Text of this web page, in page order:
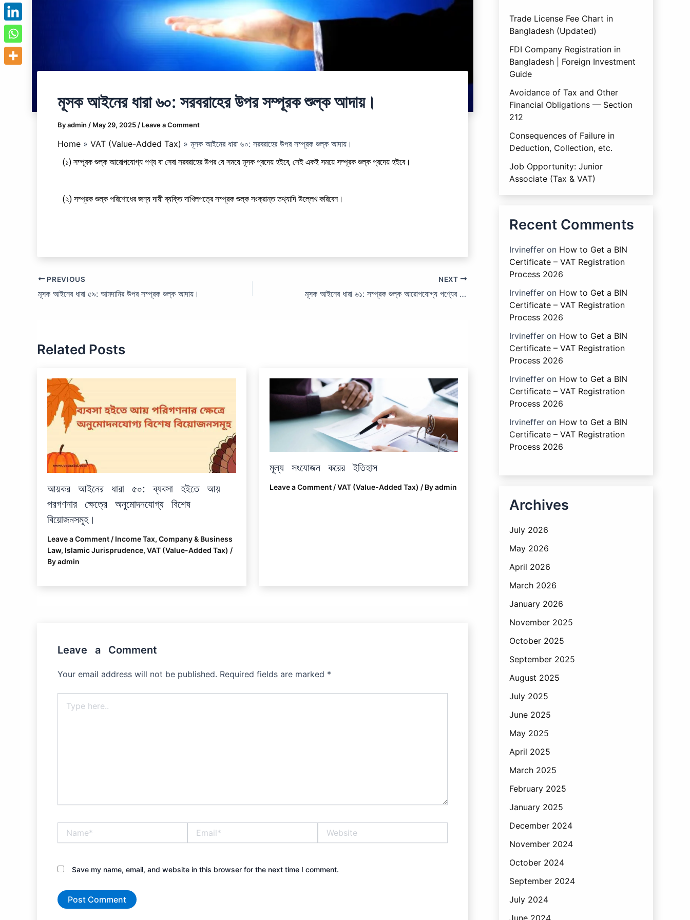
মূসক আইনের ধারা ৬০: সরবরাহের উপর সম্পূরক শুল্ক আদায়।
Byadmin / May 29, 2025/ Leave a Comment
Home VAT (Value-Added Tax) মূসক আইনের ধারা ৬০: সরবরাহের উপর সম্পূরক শুল্ক আদায়।
(১) সম্পূরক শুল্ক আরোপযোগ্য পণ্য বা সেবা সরবরাহের উপর যে সময়ে মূসক প্রদেয় হইবে, সেই একই সময়ে সম্পূরক শুল্ক প্রদেয় হইবে।
(২) সম্পূরক শুল্ক পরিশোধের জন্য দায়ী ব্যক্তি দাখিলপত্রে সম্পূরক শুল্ক সংক্রান্ত তথ্যাদি উল্লেখ করিবেন।
PREVIOUS
মূসক আইনের ধারা ৫৯: আমদানির উপর সম্পূরক শুল্ক আদায়।
NEXT
মূসক আইনের ধারা ৬১: সম্পূরক শুল্ক আরোপযোগ্য পণ্যের অনুমিত সরবরাহ।
Related Posts
আয়কর আইনের ধারা ৫০: ব্যবসা হইতে আয়
পরগণনার ক্ষেত্রে অনুমোদনযোগ্য বিশেষ
বিয়োজনসমূহ।
Leave a Comment / Income Tax, Company & Business
Law, Islamic Jurisprudence, VAT (Value-Added Tax) /
Byadmin
মূল্য সংযোজন করের ইতিহাস
Leave a Comment /VAT (Value-Added Tax) / Byadmin
Leave a Comment
Your email address will not be published. Required fields are marked *
here..
Save my name, email, and website in this browser for the next time I comment.
Trade License Fee Chart in
Bangladesh (Updated)
FDI Company Registration in
Bangladesh | Foreign Investment
Guide
Avoidance of Tax and Other
Financial Obligations — Section
212
Consequences of Failure in
Deduction, Collection, etc.
Job Opportunity: Junior
Associate (Tax & VAT)
Recent Comments
Irvineffer on How to Get a BIN
Certificate – VAT Registration
Process 2026
Irvineffer on How to Get a BIN
Certificate – VAT Registration
Process 2026
Irvineffer on How to Get a BIN
Certificate – VAT Registration
Process 2026
Irvineffer on How to Get a BIN
Certificate – VAT Registration
Process 2026
Irvineffer on How to Get a BIN
Certificate – VAT Registration
Process 2026
Archives
July 2026
May 2026
April 2026
March 2026
January 2026
November 2025
October 2025
September 2025
August 2025
July 2025
June 2025
May 2025
April 2025
March 2025
February 2025
January 2025
December 2024
November 2024
October 2024
September 2024
July 2024
June 2024